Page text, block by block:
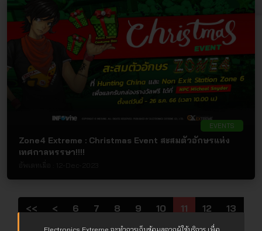
EVENTS
Zone4 Extreme : Christmas Event สะสมตัวอักษรแห่ง
เทศกาลหรรษา!!!!
<< < 6 7 8 9 10 11 12
13